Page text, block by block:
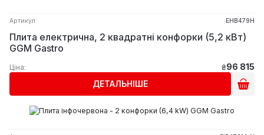
Артикул: EHB479H
Плита електрична, 2 квадратні конфорки (5,2 кВт)
GGM Gastro
Ціна: ₴96 815
ДЕТАЛЬНІШЕ